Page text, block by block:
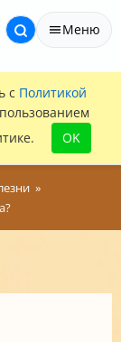
Меню
с Политикой
OK